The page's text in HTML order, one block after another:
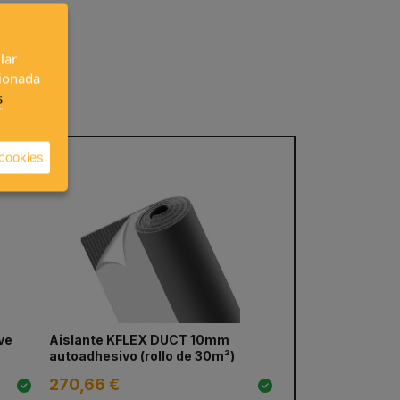
Aislante KFLEX DUCT 10mm
autoadhesivo (rollo de 30m²)
270,66 €